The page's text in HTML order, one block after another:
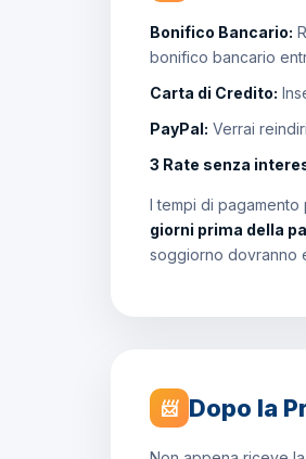
Bonifico Bancario:
bonifico bancario
Carta di Credito:
PayPal: Verrai
3 Rate senza
I tempi di
giorni prima della
soggiorno dovranno
📨 Dopo la